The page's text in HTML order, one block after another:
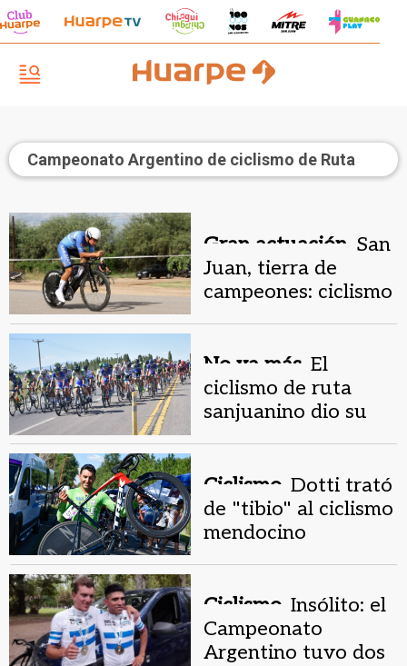
Campeonato Argentino de ciclismo de Ruta
Gran actuación. San
Juan, tierra de
campeones: ciclismo
No va más. El
ciclismo de ruta
sanjuanino dio su
Ciclismo. Dotti trató
de "tibio" al ciclismo
mendocino
Ciclismo. Insólito: el
Campeonato
Argentino tuvo dos